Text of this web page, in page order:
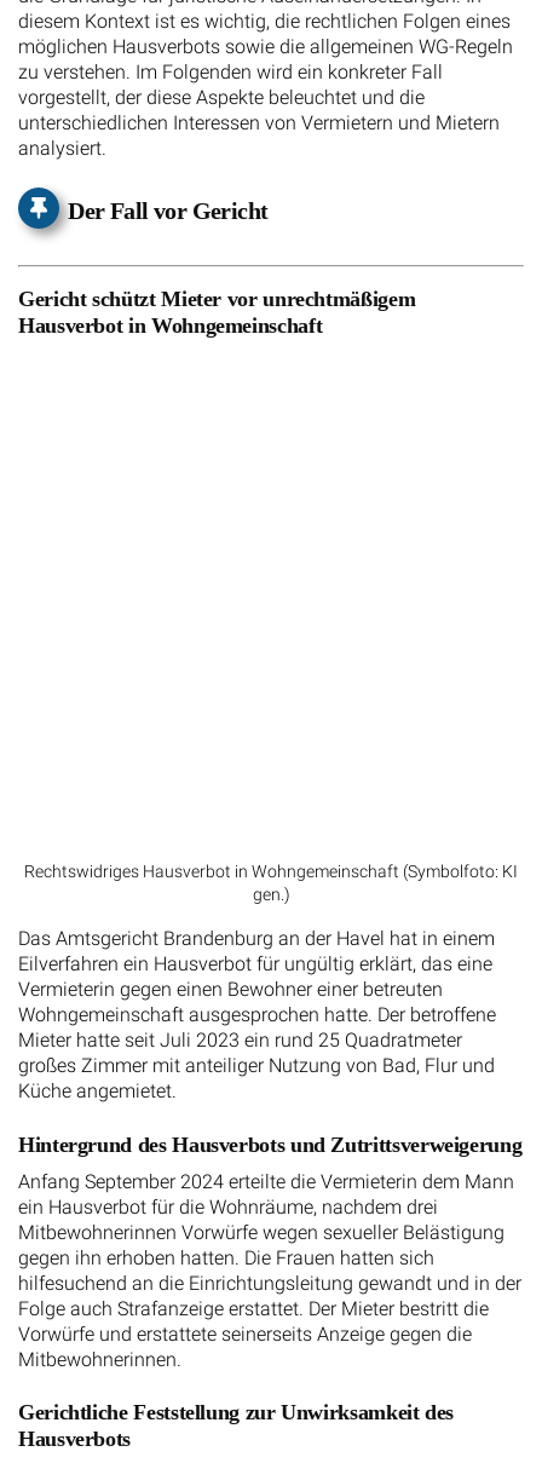
diesem Kontext ist es wichtig, die rechtlichen Folgen eines
möglichen Hausverbots sowie die allgemeinen WG-Regeln
zu verstehen. Im Folgenden wird ein konkreter Fall
vorgestellt, der diese Aspekte beleuchtet und die
unterschiedlichen Interessen von Vermietern und Mietern
analysiert.
Der Fall vor Gericht
Gericht schützt Mieter vor unrechtmäßigem
Hausverbot in Wohngemeinschaft
Rechtswidriges Hausverbot in Wohngemeinschaft (Symbolfoto: KI
gen.)
Das Amtsgericht Brandenburg an der Havel hat in einem
Eilverfahren ein Hausverbot für ungültig erklärt, das eine
Vermieterin gegen einen Bewohner einer betreuten
Wohngemeinschaft ausgesprochen hatte. Der betroffene
Mieter hatte seit Juli 2023 ein rund 25 Quadratmeter
großes Zimmer mit anteiliger Nutzung von Bad, Flur und
Küche angemietet.
Hintergrund des Hausverbots und Zutrittsverweigerung
Anfang September 2024 erteilte die Vermieterin dem Mann
ein Hausverbot für die Wohnräume, nachdem drei
Mitbewohnerinnen Vorwürfe wegen sexueller Belästigung
gegen ihn erhoben hatten. Die Frauen hatten sich
hilfesuchend an die Einrichtungsleitung gewandt und in der
Folge auch Strafanzeige erstattet. Der Mieter bestritt die
Vorwürfe und erstattete seinerseits Anzeige gegen die
Mitbewohnerinnen.
Gerichtliche Feststellung zur Unwirksamkeit des
Hausverbots